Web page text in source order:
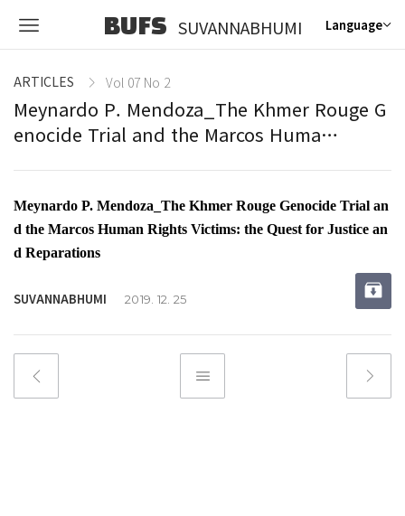
BUFS SUVANNABHUMI Language
ARTICLES Vol 07 No 2
Meynardo P. Mendoza_The Khmer Rouge G
enocide Trial and the Marcos Huma…
Meynardo P. Mendoza_The Khmer Rouge Genocide Trial an
d the Marcos Human Rights Victims: the Quest for Justice an
d Reparations
SUVANNABHUMI 2019. 12. 25